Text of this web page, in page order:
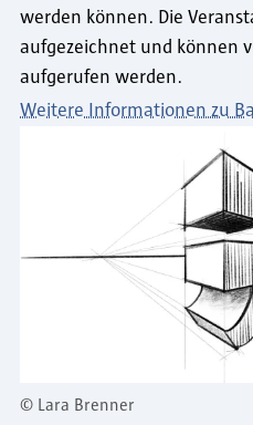
werden können. Die
aufgezeichnet und können
aufgerufen werden.
Weitere Informationen zu
© Lara Brenner